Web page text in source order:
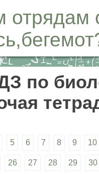
отрядам
по
5 6 7 8 9 10
26 27 28 29 30